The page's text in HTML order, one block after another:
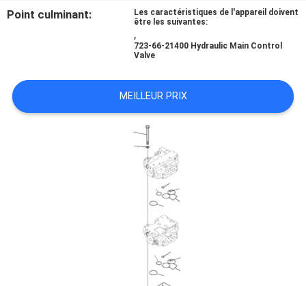
CAS
Point culminant:
Les caractéristiques de l'appareil doivent
être les suivantes:
,
723-66-21400 Hydraulic Main Control
Valve
MEILLEUR PRIX